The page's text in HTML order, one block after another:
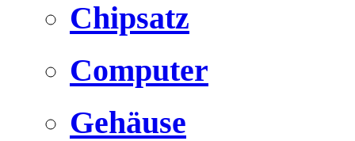
Chipsatz
Computer
Gehäuse